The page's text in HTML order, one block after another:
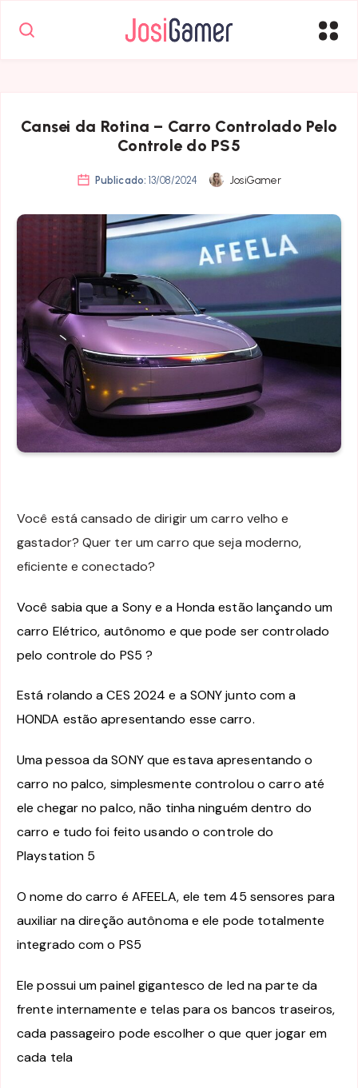
Cansei da Rotina – Carro Controlado Pelo
Controle do PS5
Publicado: 13/08/2024 JosiGamer
Você está cansado de dirigir um carro velho e
gastador? Quer ter um carro que seja moderno,
eficiente e conectado?
Você sabia que a Sony e a Honda estão lançando um
carro Elétrico, autônomo e que pode ser controlado
pelo controle do PS5 ?
Está rolando a CES 2024 e a SONY junto com a
HONDA estão apresentando esse carro.
Uma pessoa da SONY que estava apresentando o
carro no palco, simplesmente controlou o carro até
ele chegar no palco, não tinha ninguém dentro do
carro e tudo foi feito usando o controle do
Playstation 5
O nome do carro é AFEELA, ele tem 45 sensores para
auxiliar na direção autônoma e ele pode totalmente
integrado com o PS5
Ele possui um painel gigantesco de led na parte da
frente internamente e telas para os bancos traseiros,
cada passageiro pode escolher o que quer jogar em
cada tela